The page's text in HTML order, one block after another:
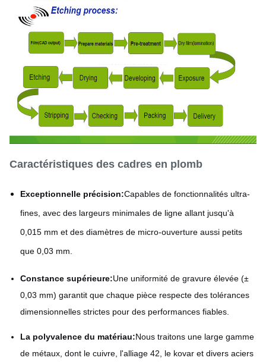
Caractéristiques des cadres en plomb
Exceptionnelle précision:Capables de fonctionnalités ultra-
fines, avec des largeurs minimales de ligne allant jusqu'à
0,015 mm et des diamètres de micro-ouverture aussi petits
que 0,03 mm.
Constance supérieure:Une uniformité de gravure élevée (±
0,03 mm) garantit que chaque pièce respecte des tolérances
dimensionnelles strictes pour des performances fiables.
La polyvalence du matériau:Nous traitons une large gamme
de métaux, dont le cuivre, l'alliage 42, le kovar et divers aciers